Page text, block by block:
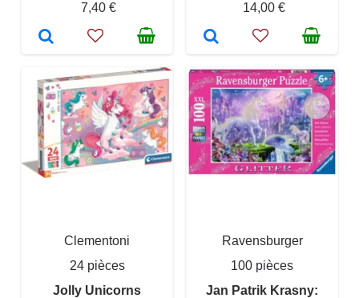
7,40 €
14,00 €
Clementoni
24 pièces
Jolly Unicorns
Ravensburger
100 pièces
Jan Patrik Krasny: